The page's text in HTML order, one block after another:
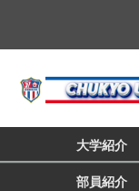
大学紹介
部員紹介